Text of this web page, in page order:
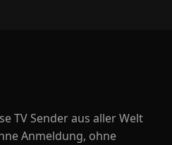
TV Sender aus aller Welt
Anmeldung, ohne